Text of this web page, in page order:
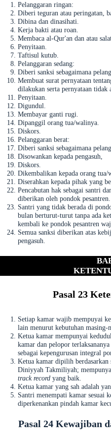
Pelanggaran ringan:
Diberi teguran atau peringatan,
Dibina dan dinasihati.
Kerja bakti atau roan.
Membaca al-Qur'an dan atau
Penyitaan.
Taftisul kutub.
Pelanggaran sedang:
Diberi sanksi sebagaimana
Membuat surat pernyataan
dilakukan serta pernyataan tidak
Penyitaan.
Digundul.
Membayar ganti rugi.
Dipanggil orang tua/walinya.
Diskors.
Pelanggaran berat:
Diberi sanksi sebagaimana
Disowankan kepada pengasuh,
Diskors.
Dikembalikan kepada orang tua/
Diserahkan kepada pihak yang
Pencabutan hak sebagai santri
diberikan oleh pondok pesantren.
Santri yang tidak berada di
bulan berturut-turut tanpa ada
kembali ke pondok pesantren
Semua sanksi diberikan atas
pengasuh.
Pasal 23
Setiap kamar wajib mempuyai
lain menurut kebutuhan masing-
Ketua kamar mempunyai
kamar dan pelopor
sebagai kepengurusan integral
Ketua kamar dipilih
Diniyyah Takmiliyah;
track record yang baik.
Ketua kamar yang sah adalah
Santri menempati kamar sesuai
diperkenankan pindah kamar
Pasal 24 Kewajiban